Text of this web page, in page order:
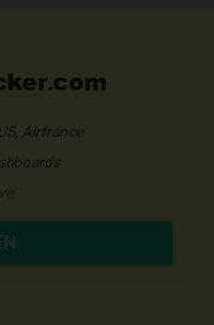
Airfrance